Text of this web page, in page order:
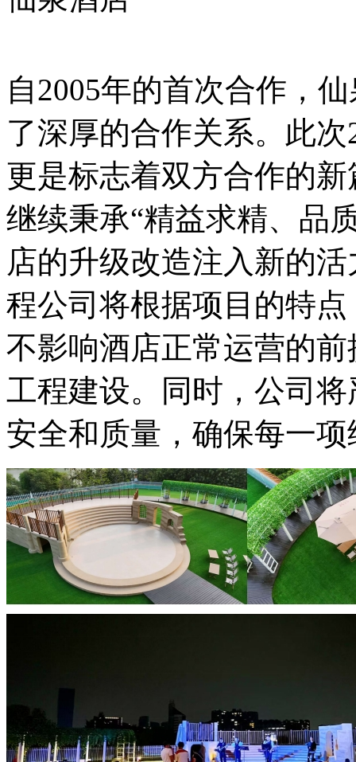
自2005年的首次合作，
了深厚的合作关系。此次
更是标志着双方合作的
继续秉承“精益求精、品
店的升级改造注入新的
程公司将根据项目的特
不影响酒店正常运营的
工程建设。同时，公司
安全和质量，确保每一